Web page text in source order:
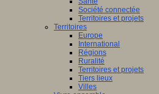
Société connectée
Territoires et projets
Territoires
Europe
International
Régions
Ruralité
Territoires et projets
Tiers lieux
Villes